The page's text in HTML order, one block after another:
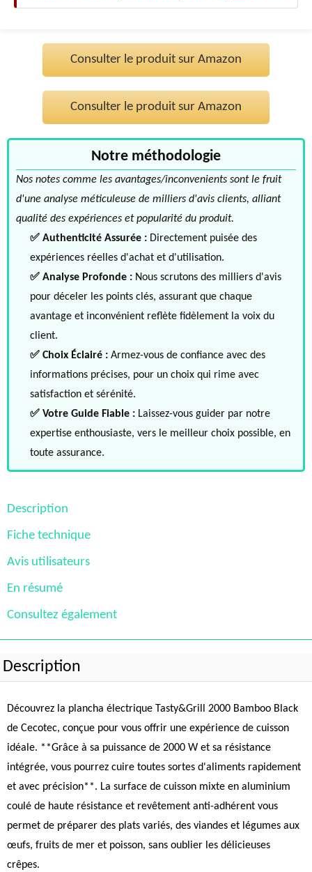
Consulter le produit sur Amazon
Consulter le produit sur Amazon
Notre méthodologie
Nos notes comme les avantages/inconvenients sont le fruit
d'une analyse méticuleuse de milliers d'avis clients, alliant
qualité des expériences et popularité du produit.
✅ Authenticité Assurée : Directement puisée des
expériences réelles d'achat et d'utilisation.
✅ Analyse Profonde : Nous scrutons des milliers d'avis
pour déceler les points clés, assurant que chaque
avantage et inconvénient reflète fidèlement la voix du
client.
✅ Choix Éclairé : Armez-vous de confiance avec des
informations précises, pour un choix qui rime avec
satisfaction et sérénité.
✅ Votre Guide Fiable : Laissez-vous guider par notre
expertise enthousiaste, vers le meilleur choix possible, en
toute assurance.
Description
Fiche technique
Avis utilisateurs
En résumé
Consultez également
Description
Découvrez la plancha électrique Tasty&Grill 2000 Bamboo Black
de Cecotec, conçue pour vous offrir une expérience de cuisson
idéale. **Grâce à sa puissance de 2000 W et sa résistance
intégrée, vous pourrez cuire toutes sortes d'aliments rapidement
et avec précision**. La surface de cuisson mixte en aluminium
coulé de haute résistance et revêtement anti-adhérent vous
permet de préparer des plats variés, des viandes et légumes aux
œufs, fruits de mer et poisson, sans oublier les délicieuses
crêpes.